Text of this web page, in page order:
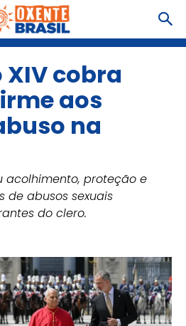
XIV cobra
aos
na
acolhimento, proteção e
de abusos sexuais
do clero.